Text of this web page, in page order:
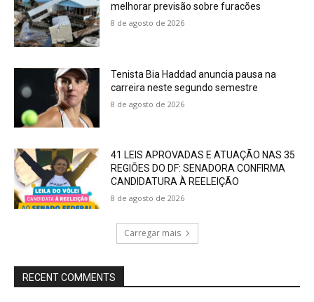
melhorar previsão sobre furacões
8 de agosto de 2026
Tenista Bia Haddad anuncia pausa na
carreira neste segundo semestre
8 de agosto de 2026
41 LEIS APROVADAS E ATUAÇÃO NAS 35
REGIÕES DO DF: SENADORA CONFIRMA
CANDIDATURA À REELEIÇÃO
8 de agosto de 2026
Carregar mais
RECENT COMMENTS